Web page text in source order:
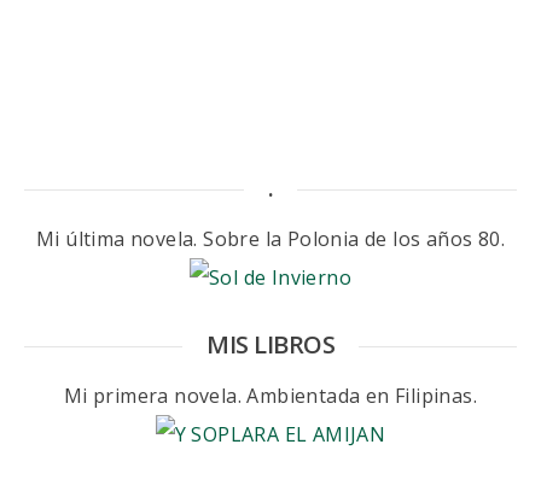
.
Mi última novela. Sobre la Polonia de los años 80.
MIS LIBROS
Mi primera novela. Ambientada en Filipinas.